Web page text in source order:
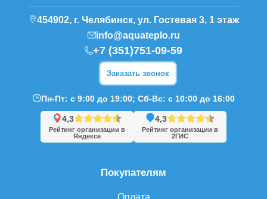
Покупателям
Оплата
454902, г. Челябинск, ул. Гостевая 3, 1 этаж
info@aquateplo.ru
+7 (351)751-09-59
Заказать звонок
Пн-Пт: с 9:00 до 19:00; Сб-Вс: с 10:00 до 16:00
4,3
Рейтинг организации в
Яндексе
4,3
Рейтинг организации в
2ГИС